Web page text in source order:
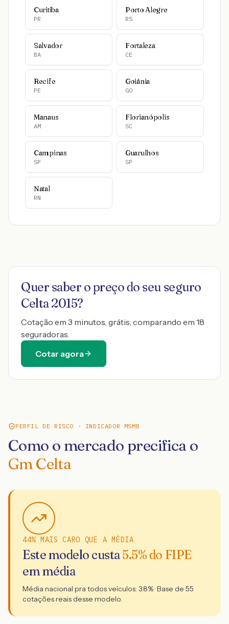
Curitiba
PR
Porto Alegre
RS
Salvador
BA
Fortaleza
CE
Recife
PE
Goiânia
GO
Manaus
AM
Florianópolis
SC
Campinas
SP
Guarulhos
SP
Natal
RN
Quer saber o preço do seu seguro
Celta 2015?
Cotação em 3 minutos, grátis, comparando em 18
seguradoras.
Cotar agora
PERFIL DE RISCO · INDICADOR MSMB
Como o mercado precifica o
Gm Celta
44% MAIS CARO QUE A MÉDIA
Este modelo custa5.5% do FIPE
em média
Média nacional pra todos veículos: 3.8% · Base de 55
cotações reais desse modelo.